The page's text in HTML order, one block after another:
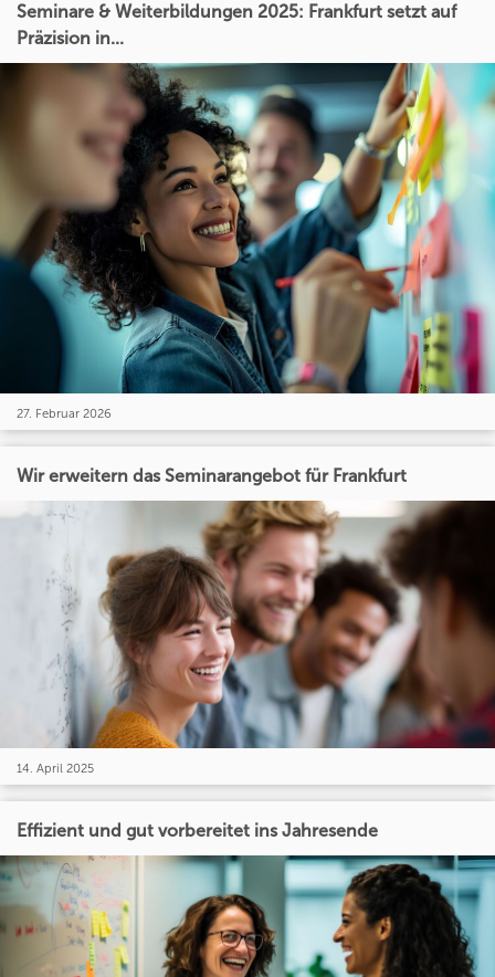
Seminare & Weiterbildungen 2025: Frankfurt setzt auf
Präzision in...
27. Februar 2026
Wir erweitern das Seminarangebot für Frankfurt
14. April 2025
Effizient und gut vorbereitet ins Jahresende